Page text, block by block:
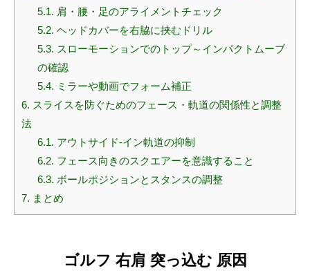
5.1. 肩・腰・足のアライメントチェック
5.2. ヘッドカバーを右脇に挟むドリル
5.3. スローモーションでのトップ～インパクトムーブ
の確認
5.4. ミラーや動画でフォーム補正
6. スライスを防ぐためのフェース・軌道の関係性と調整
法
6.1. アウトサイド‐イン軌道の抑制
6.2. フェース向きのスクエアーを意識すること
6.3. ボールポジションとスタンスの調整
7. まとめ
ゴルフ 右肩 突っ込む 原因